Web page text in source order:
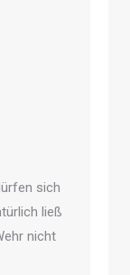
sich
ließ
nicht